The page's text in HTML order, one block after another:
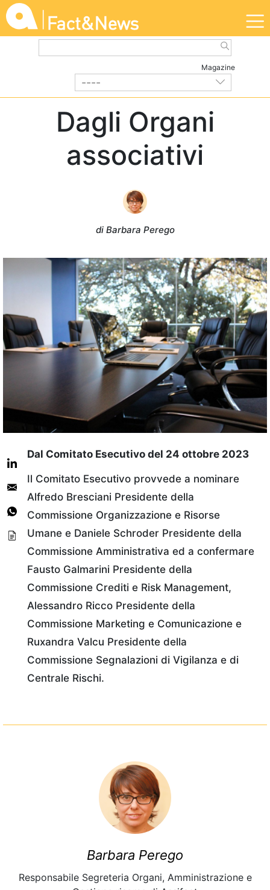
Magazine
----
DALL'ASSOCIAZIONE | Novembre 2023
Dagli Organi
associativi
di Barbara Perego
Dal Comitato Esecutivo del 24 ottobre 2023
Il Comitato Esecutivo provvede a nominare
Alfredo Bresciani Presidente della
Commissione Organizzazione e Risorse
Umane e Daniele Schroder Presidente della
Commissione Amministrativa ed a confermare
Fausto Galmarini Presidente della
Commissione Crediti e Risk Management,
Alessandro Ricco Presidente della
Commissione Marketing e Comunicazione e
Ruxandra Valcu Presidente della
Commissione Segnalazioni di Vigilanza e di
Centrale Rischi.
Barbara Perego
Responsabile Segreteria Organi, Amministrazione e